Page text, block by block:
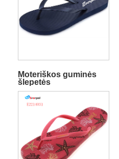
Moteriškos guminės
šlepetės